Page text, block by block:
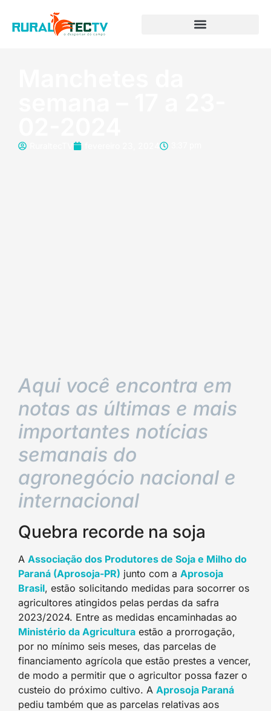
Aqui você encontra em
notas as últimas e mais
importantes notícias
semanais do
agronegócio nacional e
internacional
Quebra recorde na soja
A Associação dos Produtores de Soja e Milho do
Paraná (Aprosoja-PR) junto com a Aprosoja
Brasil, estão solicitando medidas para socorrer os
agricultores atingidos pelas perdas da safra
2023/2024. Entre as medidas encaminhadas ao
Ministério da Agricultura estão a prorrogação,
por no mínimo seis meses, das parcelas de
financiamento agrícola que estão prestes a vencer,
de modo a permitir que o agricultor possa fazer o
custeio do próximo cultivo. A Aprosoja Paraná
pediu também que as parcelas relativas aos